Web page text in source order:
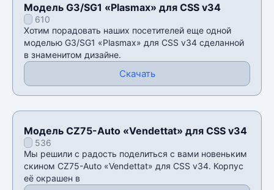
Модель G3/SG1 «Plasmax» для CSS v34
610
Хотим порадовать наших посетителей еще одной
моделью G3/SG1 «Plasmax» для CSS v34 сделанной
в знаменитом дизайне.
Скачать
Модель CZ75-Auto «Vendettat» для CSS v34
536
Мы решили с радость поделиться с вами новеньким
скином CZ75-Auto «Vendettat» для CSS v34. Корпус
её окрашен в